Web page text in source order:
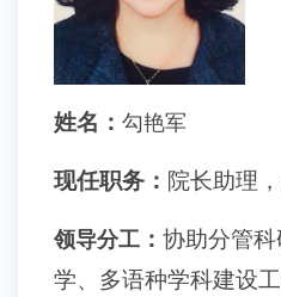
姓名： 勾艳军
现任职务： 院长助理
领导分工 ： 协助分管科
学、多语种学科建设